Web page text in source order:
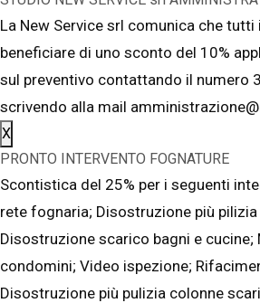
La New Service srl comunica che
beneficiare di uno sconto del 10%
sul preventivo contattando il numero
scrivendo alla mail
X
PRONTO INTERVENTO FOGNATURE
Scontistica del 25% per i seguenti
rete fognaria; Disostruzione più
Disostruzione scarico bagni e cucine;
condomini; Video ispezione;
Disostruzione più pulizia colonne